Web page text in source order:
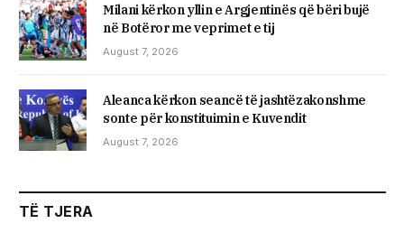
Milani kërkon yllin e Argjentinës që bëri bujë
në Botëror me veprimet e tij
August 7, 2026
Aleanca kërkon seancë të jashtëzakonshme
sonte për konstituimin e Kuvendit
August 7, 2026
TË TJERA